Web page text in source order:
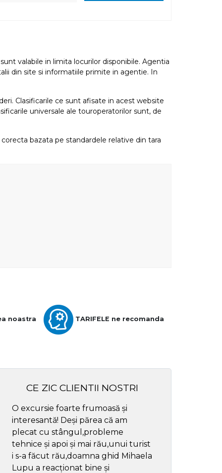
valabile in limita locurilor disponibile. Agentia
din site si informatiile primite in agentie. In
Clasificarile ce sunt afisate in acest website
universale ale touroperatorilor sunt, de
bazata pe standardele relative din tara
noastra TARIFELE ne recomanda
CE ZIC CLIENTII NOSTRI
O excursie foarte frumoasă și
interesantă! Deși părea că am
plecat cu stângul,probleme
tehnice și apoi și mai rău,unui turist
i s-a făcut rău,doamna ghid Mihaela
Lupu a reacționat bine și